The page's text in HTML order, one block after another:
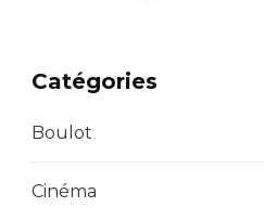
Catégories
Boulot
Cinéma